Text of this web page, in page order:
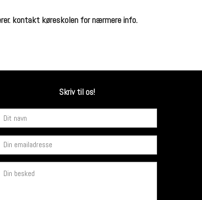
kontakt køreskolen for nærmere info.
Skriv til os!